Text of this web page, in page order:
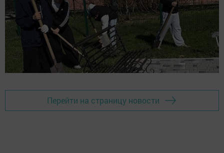
Перейти на страницу новости